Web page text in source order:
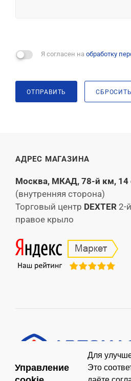
Управление
Для
Это
Я согласен на обработку
ОТПРАВИТЬ СБРОСИТЬ
АДРЕС МАГАЗИНА
Москва, МКАД, 78-й км, 14
(внутренняя сторона)
Торговый центр DEXTER 2-
правое крыло